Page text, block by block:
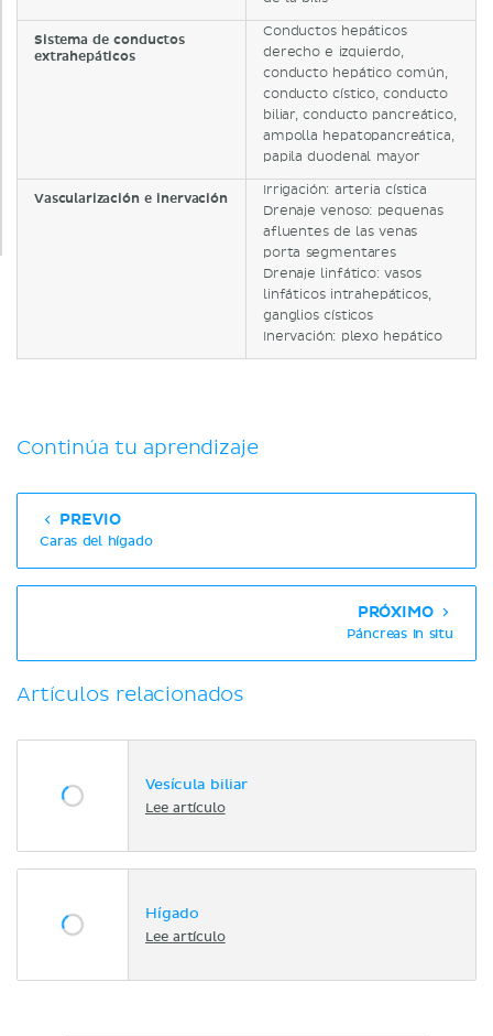
Sistema de conductos
extrahepáticos
Conductos hepáticos
derecho e izquierdo,
conducto hepático común,
conducto cístico, conducto
biliar, conducto pancreático,
ampolla hepatopancreática,
papila duodenal mayor
Vascularización e inervación
Irrigación: arteria cística
Drenaje venoso: pequenas
afluentes de las venas
porta segmentares
Drenaje linfático: vasos
linfáticos intrahepáticos,
ganglios císticos
Inervación: plexo hepático
Continúa tu aprendizaje
PREVIO
Caras del hígado
PRÓXIMO
Páncreas in situ
Artículos relacionados
Vesícula biliar
Lee artículo
Hígado
Lee artículo